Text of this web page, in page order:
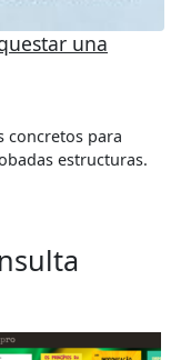
una
concretos para
estructuras.